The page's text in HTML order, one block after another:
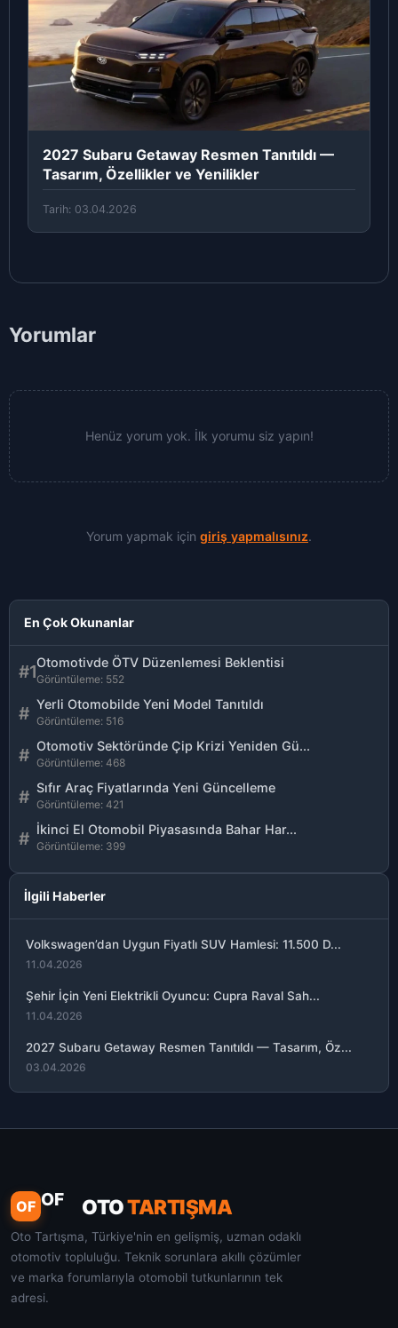
2027 Subaru Getaway Resmen Tanıtıldı —
Tasarım, Özellikler ve Yenilikler
Tarih: 03.04.2026
Yorumlar
Henüz yorum yok. İlk yorumu siz yapın!
Yorum yapmak için giriş yapmalısınız.
En Çok Okunanlar
#1Otomotivde ÖTV Düzenlemesi Beklentisi
Görüntüleme: 552
# Yerli Otomobilde Yeni Model Tanıtıldı
Görüntüleme: 516
# Otomotiv Sektöründe Çip Krizi Yeniden Gü...
Görüntüleme: 468
# Sıfır Araç Fiyatlarında Yeni Güncelleme
Görüntüleme: 421
# İkinci El Otomobil Piyasasında Bahar Har...
Görüntüleme: 399
İlgili Haberler
Volkswagen’dan Uygun Fiyatlı SUV Hamlesi: 11.500 D...
11.04.2026
Şehir İçin Yeni Elektrikli Oyuncu: Cupra Raval Sah...
11.04.2026
2027 Subaru Getaway Resmen Tanıtıldı — Tasarım, Öz...
03.04.2026
OF OF OTOTARTIŞMA
Oto Tartışma, Türkiye'nin en gelişmiş, uzman odaklı
otomotiv topluluğu. Teknik sorunlara akıllı çözümler
ve marka forumlarıyla otomobil tutkunlarının tek
adresi.